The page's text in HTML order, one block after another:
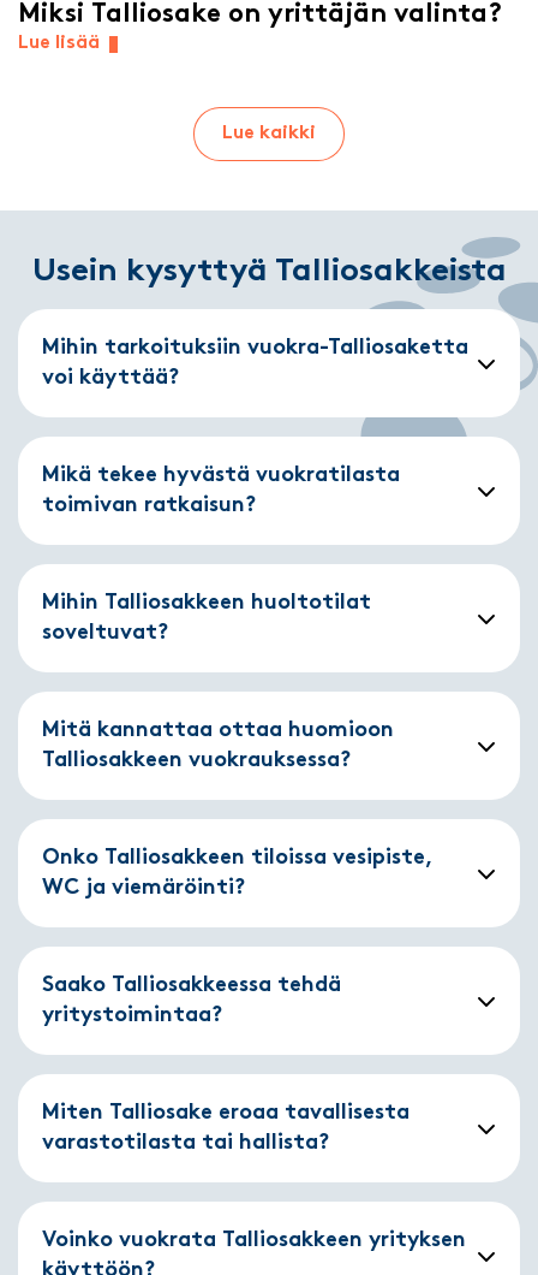
Miksi Talliosake on yrittäjän valinta?
Lue lisää
Lue kaikki
Usein kysyttyä Talliosakkeista
Mihin tarkoituksiin vuokra-Talliosaketta
voi käyttää?
Mikä tekee hyvästä vuokratilasta
toimivan ratkaisun?
Mihin Talliosakkeen huoltotilat
soveltuvat?
Mitä kannattaa ottaa huomioon
Talliosakkeen vuokrauksessa?
Onko Talliosakkeen tiloissa vesipiste,
WC ja viemäröinti?
Saako Talliosakkeessa tehdä
yritystoimintaa?
Miten Talliosake eroaa tavallisesta
varastotilasta tai hallista?
Voinko vuokrata Talliosakkeen yrityksen
käyttöön?